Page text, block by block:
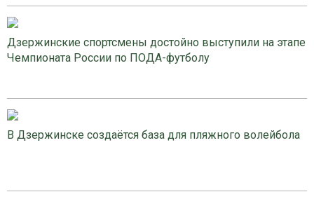
Дзержинские спортсмены достойно выступили на этапе
Чемпионата России по ПОДА-футболу
В Дзержинске создаётся база для пляжного волейбола